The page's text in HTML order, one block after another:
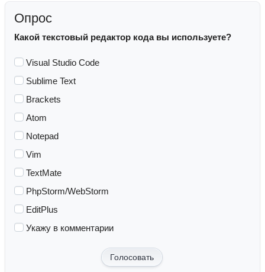
Опрос
Какой текстовый редактор кода вы используете?
Visual Studio Code
Sublime Text
Brackets
Atom
Notepad
Vim
TextMate
PhpStorm/WebStorm
EditPlus
Укажу в комментарии
Голосовать